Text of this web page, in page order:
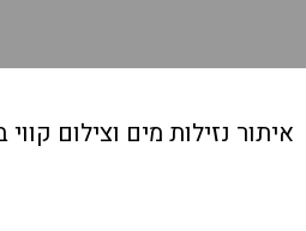
איתור נזילות מים וצילום